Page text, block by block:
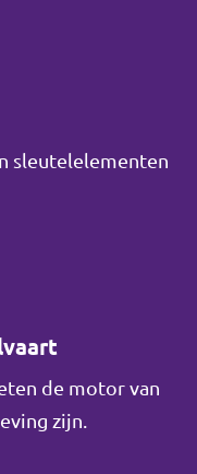
sleutelelementen
de motor van
zijn.